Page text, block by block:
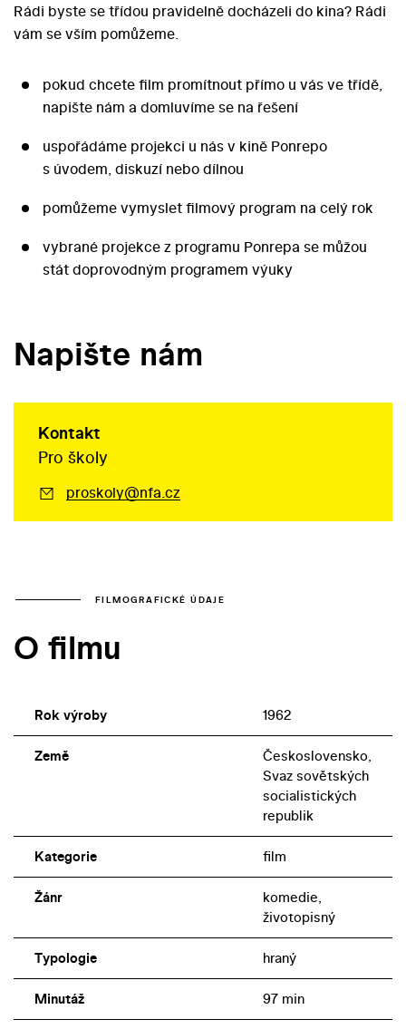
Rádi byste se třídou pravidelně docházeli do kina? Rádi
vám se vším pomůžeme.
pokud chcete film promítnout přímo u vás ve třídě,
napište nám a domluvíme se na řešení
uspořádáme projekci u nás v kině Ponrepo
s úvodem, diskuzí nebo dílnou
pomůžeme vymyslet filmový program na celý rok
vybrané projekce z programu Ponrepa se můžou
stát doprovodným programem výuky
Napište nám
Kontakt
Pro školy
proskoly@nfa.cz
FILMOGRAFICKÉ ÚDAJE
O filmu
Rok výroby 1962
Země
Československo,
Svaz sovětských
socialistických
republik
Kategorie film
Žánr
komedie,
životopisný
Typologie hraný
Minutáž 97 min